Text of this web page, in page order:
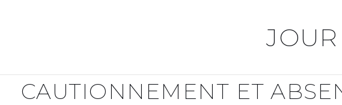
CAUTIONNEMENT ET